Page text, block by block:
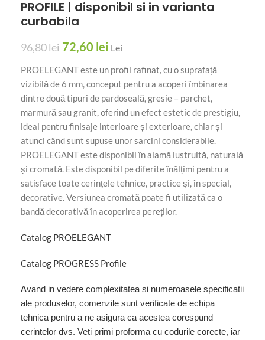
PROFILE | disponibil si in varianta
curbabila
96,80lei 72,60 lei Lei
PROELEGANT este un profil rafinat, cu o suprafață
vizibilă de 6 mm, conceput pentru a acoperi îmbinarea
dintre două tipuri de pardoseală, gresie – parchet,
marmură sau granit, oferind un efect estetic de prestigiu,
ideal pentru finisaje interioare și exterioare, chiar și
atunci când sunt supuse unor sarcini considerabile.
PROELEGANT este disponibil în alamă lustruită, naturală
și cromată. Este disponibil pe diferite înălțimi pentru a
satisface toate cerințele tehnice, practice și, în special,
decorative. Versiunea cromată poate fi utilizată ca o
bandă decorativă în acoperirea pereților.
Catalog PROELEGANT
Catalog PROGRESS Profile
Avand in vedere complexitatea si numeroasele specificatii
ale produselor, comenzile sunt verificate de echipa
tehnica pentru a ne asigura ca acestea corespund
cerintelor dvs. Veti primi proforma cu codurile corecte, iar